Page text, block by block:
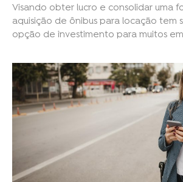
Visando obter lucro e consolidar uma
aquisição de ônibus para locação tem
opção de investimento para muitos